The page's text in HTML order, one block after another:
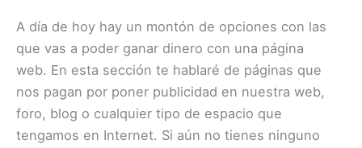
A día de hoy hay un montón de opciones con las
que vas a poder ganar dinero con una página
web. En esta sección te hablaré de páginas que
nos pagan por poner publicidad en nuestra web,
foro, blog o cualquier tipo de espacio que
tengamos en Internet. Si aún no tienes ninguno